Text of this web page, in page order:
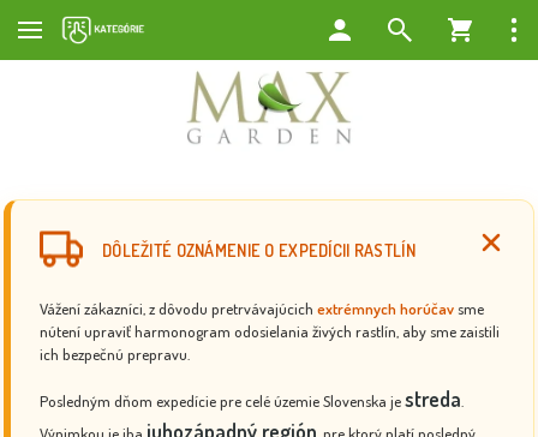
DÔLEŽITÉ OZNÁMENIE O EXPEDÍCII RASTLÍN
Vážení zákazníci, z dôvodu pretrvávajúcich extrémnych horúčav sme
nútení upraviť harmonogram odosielania živých rastlín, aby sme zaistili
ich bezpečnú prepravu.
Posledným dňom expedície pre celé územie Slovenska jestreda
Výnimkou je iba juhozápadný región , pre ktorý platí posledný